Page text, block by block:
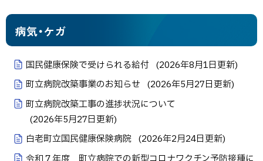
病気・ケガ
国民健康保険で受けられる給付 (2026年8月1日更新)
町立病院改築事業のお知らせ (2026年5月27日更新)
町立病院改築工事の進捗状況について
(2026年5月27日更新)
白老町立国民健康保険病院 (2026年2月24日更新)